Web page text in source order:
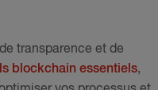
transparence et de
blockchain essentiels,